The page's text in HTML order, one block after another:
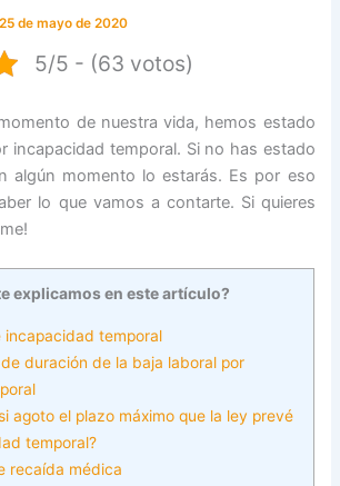
25 de mayo de 2020
5/5 - (63 votos)
de nuestra vida, hemos estado
incapacidad temporal. Si no has estado
algún momento lo estarás. Es por eso
lo que vamos a contarte. Si quieres
explicamos en este artículo?
incapacidad temporal
duración de la baja laboral por
agoto el plazo máximo que la ley prevé
temporal?
recaída médica